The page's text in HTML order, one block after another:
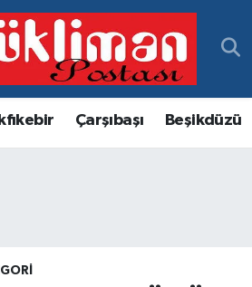
Çarşıbaşı Beşikdüzü
Durumu
Yoğunluk Haritası